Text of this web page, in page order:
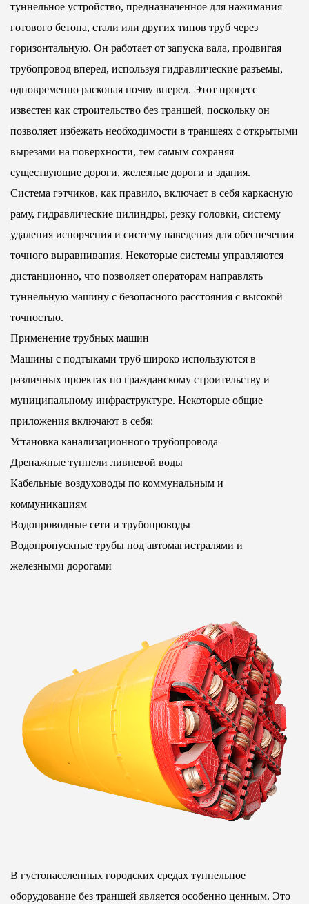
туннельное устройство, предназначенное для нажимания
готового бетона, стали или других типов труб через
горизонтальную. Он работает от запуска вала, продвигая
трубопровод вперед, используя гидравлические разъемы,
одновременно раскопая почву вперед. Этот процесс
известен как строительство без траншей, поскольку он
позволяет избежать необходимости в траншеях с открытыми
вырезами на поверхности, тем самым сохраняя
существующие дороги, железные дороги и здания.
Система гэтчиков, как правило, включает в себя каркасную
раму, гидравлические цилиндры, резку головки, систему
удаления испорчения и систему наведения для обеспечения
точного выравнивания. Некоторые системы управляются
дистанционно, что позволяет операторам направлять
туннельную машину с безопасного расстояния с высокой
точностью.
Применение трубных машин
Машины с подтыками труб широко используются в
различных проектах по гражданскому строительству и
муниципальному инфраструктуре. Некоторые общие
приложения включают в себя:
Установка канализационного трубопровода
Дренажные туннели ливневой воды
Кабельные воздуховоды по коммунальным и
коммуникациям
Водопроводные сети и трубопроводы
Водопропускные трубы под автомагистралями и
железными дорогами
В густонаселенных городских средах туннельное
оборудование без траншей является особенно ценным. Это